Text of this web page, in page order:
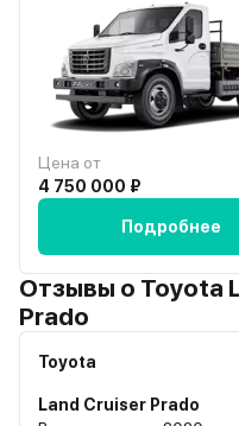
Цена от
4 750 000 ₽
Подробнее
Отзывы о Toyota
Prado
Toyota
Land Cruiser Prado